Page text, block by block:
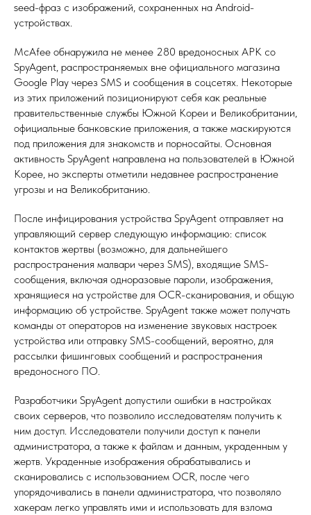
seed-фраз с изображений, сохраненных на Android-
устройствах.
McAfee обнаружила не менее 280 вредоносных APK со
SpyAgent, распространяемых вне официального магазина
Google Play через SMS и сообщения в соцсетях. Некоторые
из этих приложений позиционируют себя как реальные
правительственные службы Южной Кореи и Великобритании,
официальные банковские приложения, а также маскируются
под приложения для знакомств и порносайты. Основная
активность SpyAgent направлена на пользователей в Южной
Корее, но эксперты отметили недавнее распространение
угрозы и на Великобританию.
После инфицирования устройства SpyAgent отправляет на
управляющий сервер следующую информацию: список
контактов жертвы (возможно, для дальнейшего
распространения малвари через SMS), входящие SMS-
сообщения, включая одноразовые пароли, изображения,
хранящиеся на устройстве для OCR-сканирования, и общую
информацию об устройстве. SpyAgent также может получать
команды от операторов на изменение звуковых настроек
устройства или отправку SMS-сообщений, вероятно, для
рассылки фишинговых сообщений и распространения
вредоносного ПО.
Разработчики SpyAgent допустили ошибки в настройках
своих серверов, что позволило исследователям получить к
ним доступ. Исследователи получили доступ к панели
администратора, а также к файлам и данным, украденным у
жертв. Украденные изображения обрабатывались и
сканировались с использованием OCR, после чего
упорядочивались в панели администратора, что позволяло
хакерам легко управлять ими и использовать для взлома